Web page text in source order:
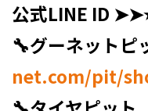
公式LINE ID
🔧グーネットピ
net.com/pit/